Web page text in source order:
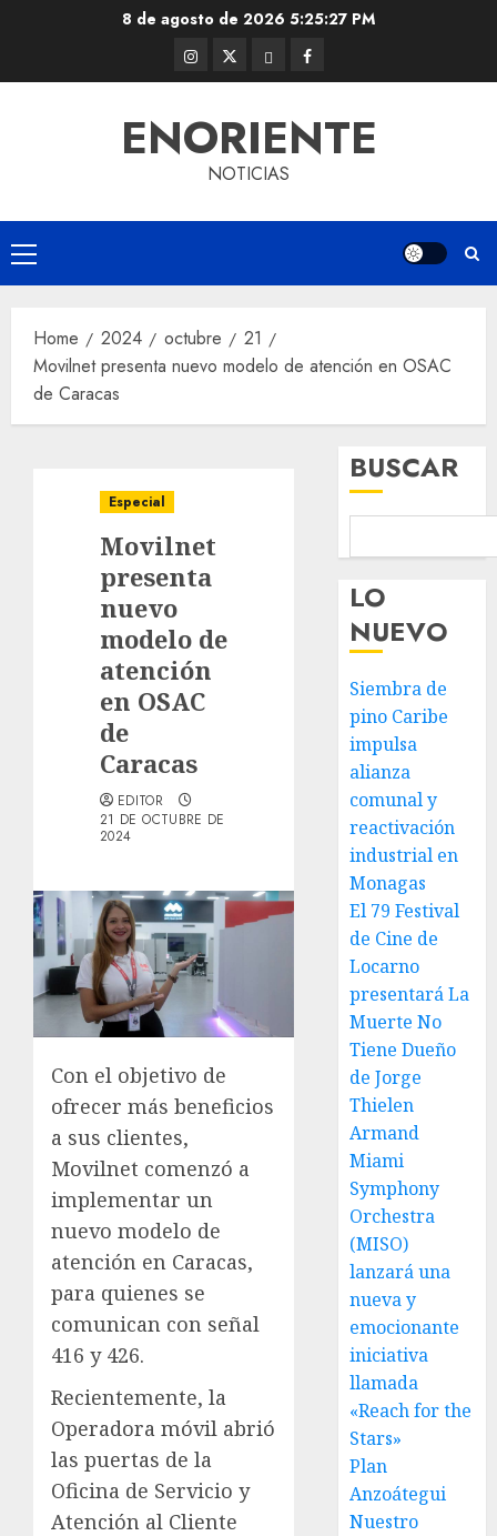
8 de agosto de 2026 5:25:27 PM
Instagram
@EnOriente
Twitter
(X)
ThreadsFacebook
ENORIENTE
NOTICIAS
Primary
Menu
Home 2024 octubre
21
Movilnet presenta nuevo modelo de atención en OSAC
de Caracas
Especial
Movilnet
presenta
nuevo
modelo de
atención
en OSAC
de
Caracas
EDITOR
21 DE OCTUBRE DE
2024
Con el objetivo de
ofrecer más beneficios
a sus clientes,
Movilnet comenzó a
implementar un
nuevo modelo de
atención en Caracas,
para quienes se
comunican con señal
416 y 426.
Recientemente, la
Operadora móvil abrió
las puertas de la
Oficina de Servicio y
Atención al Cliente
BUSCAR
LO
NUEVO
Siembra de
pino Caribe
impulsa
alianza
comunal y
reactivación
industrial en
Monagas
El 79 Festival
de Cine de
Locarno
presentará La
Muerte No
Tiene Dueño
de Jorge
Thielen
Armand
Miami
Symphony
Orchestra
(MISO)
lanzará una
nueva y
emocionante
iniciativa
llamada
«Reach for the
Stars»
Plan
Anzoátegui
Nuestro